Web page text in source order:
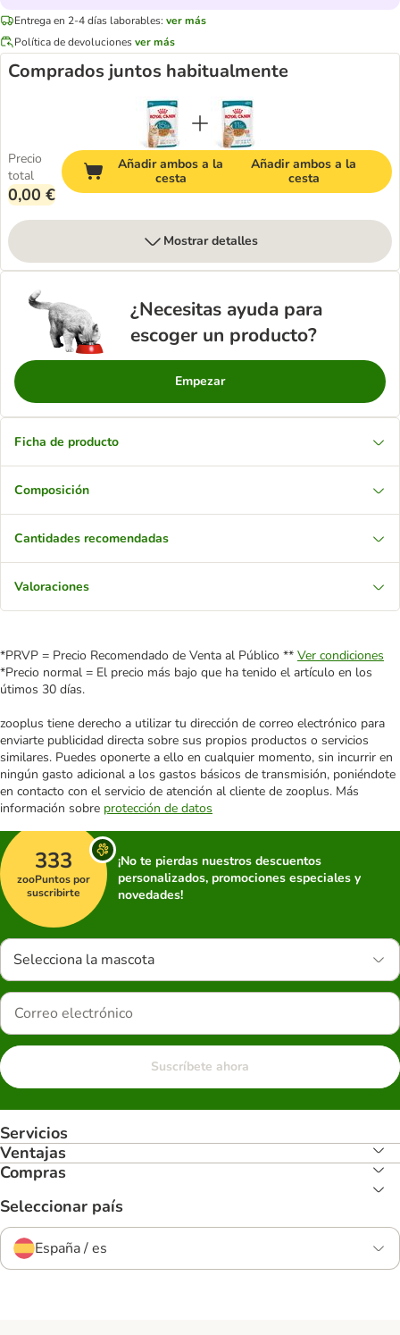
Entrega en 2-4 días laborables: ver más
Política de devolucionesver más
Comprados juntos habitualmente
Precio
total
0,00 €
Añadir ambos a la
cesta
Añadir ambos a la
cesta
Mostrar detalles
¿Necesitas ayuda para
escoger un producto?
Empezar
Ficha de producto
Composición
Cantidades recomendadas
Valoraciones
*PRVP = Precio Recomendado de Venta al Público ** Ver condiciones
*Precio normal = El precio más bajo que ha tenido el artículo en los
útimos 30 días.
zooplus tiene derecho a utilizar tu dirección de correo electrónico para
enviarte publicidad directa sobre sus propios productos o servicios
similares. Puedes oponerte a ello en cualquier momento, sin incurrir en
ningún gasto adicional a los gastos básicos de transmisión, poniéndote
en contacto con el servicio de atención al cliente de zooplus. Más
información sobre protección de datos
333
zooPuntos por
suscribirte
¡No te pierdas nuestros descuentos
personalizados, promociones especiales y
novedades!
Selecciona la mascota
Suscríbete ahora
Servicios
Ventajas
Compras
Seleccionar país
España / es